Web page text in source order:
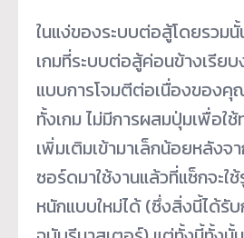
ในแง่ของระบบต่อสู้โดยรวม
เกมที่ระบบต่อสู้ค่อนข้างเรียบ
แบบการโจมตีต่อเนื่องของคุ
ทั้งเกม ไม่มีการผสมปุ่มเพื่อใช้
เพิ่มเติมเข้ามาเล็กน้อยหลัง
ซอร์ดมาใช้งานแล้วที่แซ็กจะใ
หนักแบบใหม่ได้ (ซึ่งสิ่งนี้ได้รับ